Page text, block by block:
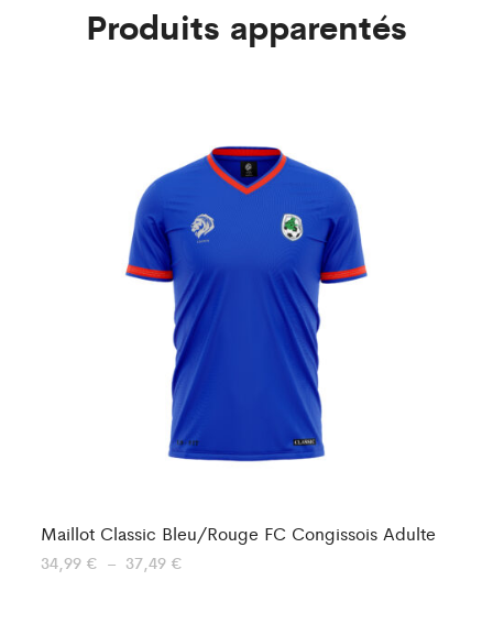
Produits apparentés
Maillot Classic Bleu/Rouge FC Congissois Adulte
34,99 € – 37,49 €